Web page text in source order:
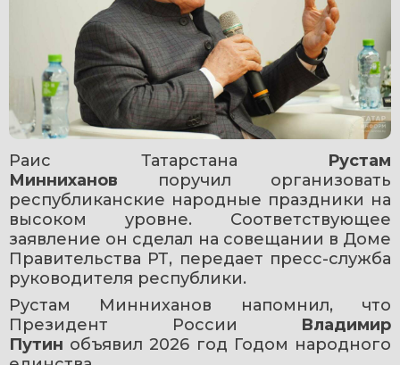
Раис Татарстана Рустам
Минниханов
поручил организовать
республиканские народные праздники на
высоком уровне. Соответствующее
заявление он сделал на совещании в Доме
Правительства РТ, передает пресс-служба
руководителя республики.
Рустам Минниханов напомнил, что
Президент России Владимир
Путин объявил 2026 год Годом народного